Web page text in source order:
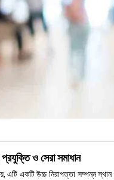
প্রযুক্তি ও সেরা সমাধান
এটি একটি উচ্চ নিরাপত্তা সম্পন্ন